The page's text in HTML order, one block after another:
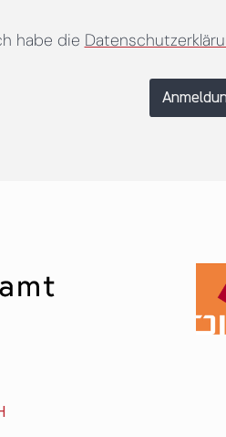
habe die